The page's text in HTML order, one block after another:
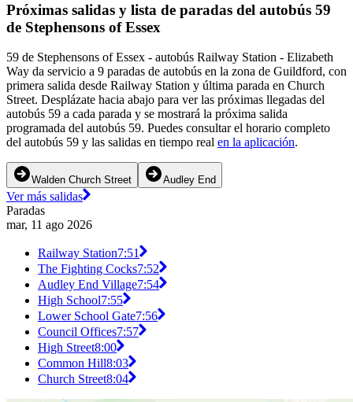
Próximas salidas y lista de paradas del autobús 59
de Stephensons of Essex
59 de Stephensons of Essex - autobús Railway Station - Elizabeth
Way da servicio a 9 paradas de autobús en la zona de Guildford, con
primera salida desde Railway Station y última parada en Church
Street. Desplázate hacia abajo para ver las próximas llegadas del
autobús 59 a cada parada y se mostrará la próxima salida
programada del autobús 59. Puedes consultar el horario completo
del autobús 59 y las salidas en tiempo real en la aplicación.
Walden Church Street Audley End
Ver más salidas
Paradas
mar, 11 ago 2026
Railway Station7:51
The Fighting Cocks7:52
Audley End Village7:54
High School7:55
Lower School Gate7:56
Council Offices7:57
High Street8:00
Common Hill8:03
Church Street8:04